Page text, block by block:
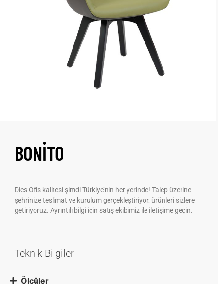
BONITO
Dies Ofis kalitesi şimdi Türkiye’nin her yerinde! Talep üzerine
şehrinize teslimat ve kurulum gerçekleştiriyor, ürünleri sizlere
getiriyoruz. Ayrıntılı bilgi için satış ekibimiz ile iletişime geçin.
Teknik Bilgiler
Ölçüler